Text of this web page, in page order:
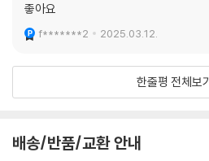
좋아요
f*******2 2025.03.12.
한줄평 전체보기
배송/반품/교환 안내